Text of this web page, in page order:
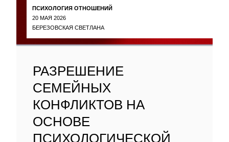
ПСИХОЛОГИЯ ОТНОШЕНИЙ
20 МАЯ 2026
БЕРЕЗОВСКАЯ СВЕТЛАНА
РАЗРЕШЕНИЕ
СЕМЕЙНЫХ
КОНФЛИКТОВ НА
ОСНОВЕ
ПСИХОЛОГИЧЕСКОЙ